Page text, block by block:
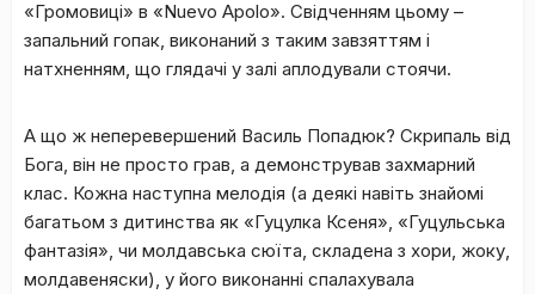
«Громовиці» в «Nuevo Apolo». Свідченням цьому –
запальний гопак, виконаний з таким завзяттям і
натхненням, що глядачі у залі аплодували стоячи.
А що ж неперевершений Василь Попадюк? Скрипаль від
Бога, він не просто грав, а демонстрував захмарний
клас. Кожна наступна мелодія (а деякі навіть знайомі
багатьом з дитинства як «Гуцулка Ксеня», «Гуцульська
фантазія», чи молдавська сюїта, складена з хори, жоку,
молдавеняски), у його виконанні спалахувала